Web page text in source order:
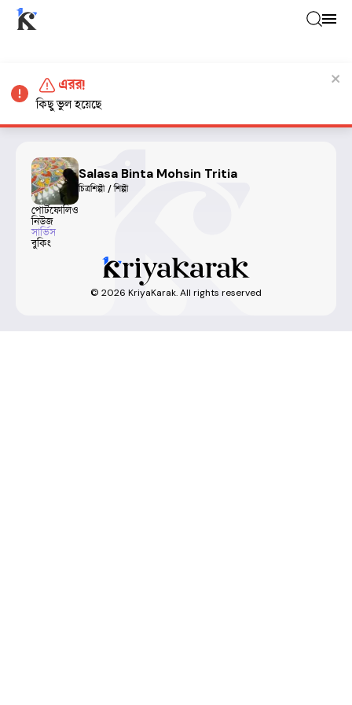
Salasa Binta Mohsin Tritia
চিত্রশিল্পী / শিল্পী
পোর্টফোলিও
নিউজ
সার্ভিস
বুকিং
© 2026 KriyaKarak. All rights reserved
এরর!
কিছু ভুল হয়েছে